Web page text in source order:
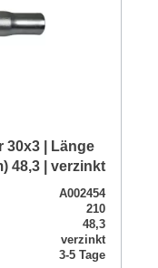
30x3 | Länge
48,3 | verzinkt
A002454
210
48,3
verzinkt
3-5 Tage